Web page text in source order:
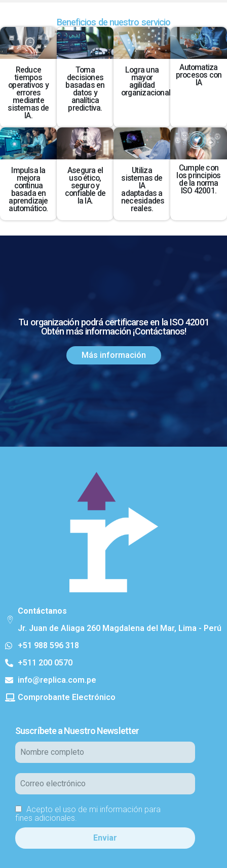
Beneficios de nuestro servicio
Reduce
tiempos
operativos y
errores
mediante
sistemas de
IA.
Toma
decisiones
basadas en
datos y
analítica
predictiva.
Logra una
mayor
agilidad
organizacional
Automatiza
procesos con
IA
Impulsa la
mejora
continua
basada en
aprendizaje
automático.
Asegura el
uso ético,
seguro y
confiable de
la IA.
Utiliza
sistemas de
IA
adaptadas a
necesidades
reales.
Cumple con
los principios
de la norma
ISO 42001.
Tu organización podrá certificarse en la ISO 42001
Obtén más información ¡Contáctanos!
Más información
Contáctanos
Jr. Juan de Aliaga 260 Magdalena del Mar, Lima - Perú
+51 988 596 318
+511 200 0570
info@replica.com.pe
Comprobante Electrónico
Suscríbete a Nuestro Newsletter
Acepto el uso de mi información para
fines adicionales.